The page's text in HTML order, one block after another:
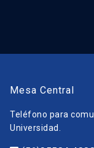
Mesa Central
Teléfono para
Universidad.